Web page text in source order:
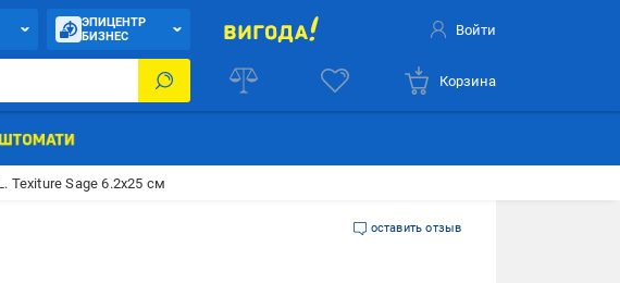
ЭПИЦЕНТР
БИЗНЕС
Войти
Корзина
Texiture Sage 6.2x25 см
оставить отзыв